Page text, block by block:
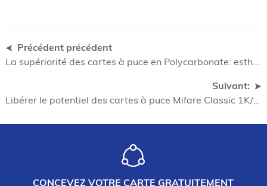
Précédent précédent
La supériorité des cartes à puce en Polycarbonate: esthétique et durabilité inégalées
Suivant:
Libérer le potentiel des cartes à puce Mifare Classic 1K/4K et Polycarbonate
CONCEVEZ VOTRE CARTE GRATUITEMENT